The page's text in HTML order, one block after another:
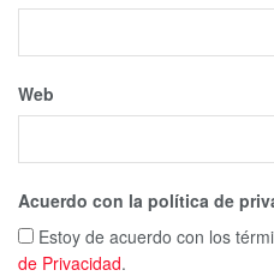
Web
Acuerdo con la política de
Estoy de acuerdo con los
de Privacidad.